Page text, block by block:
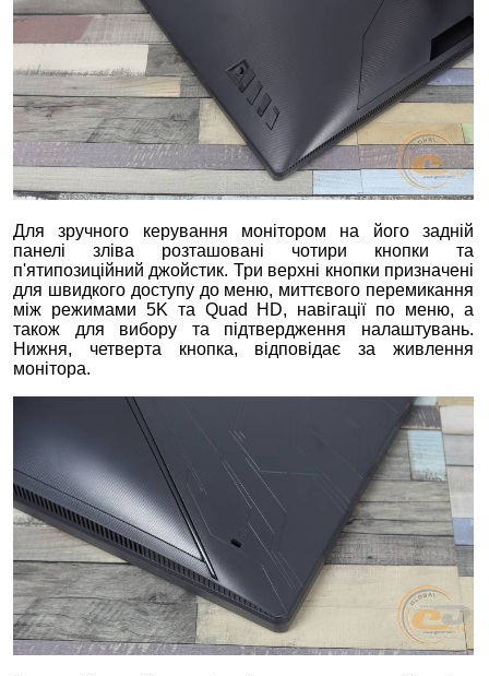
Для зручного керування монітором на його задній
панелі зліва розташовані чотири кнопки та
п'ятипозиційний джойстик. Три верхні кнопки призначені
для швидкого доступу до меню, миттєвого перемикання
між режимами 5K та Quad HD, навігації по меню, а
також для вибору та підтвердження налаштувань.
Нижня, четверта кнопка, відповідає за живлення
монітора.